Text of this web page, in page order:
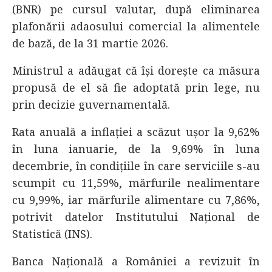
(BNR) pe cursul valutar, după eliminarea
plafonării adaosului comercial la alimentele
de bază, de la 31 martie 2026.
Ministrul a adăugat că își dorește ca măsura
propusă de el să fie adoptată prin lege, nu
prin decizie guvernamentală.
Rata anuală a inflației a scăzut ușor la 9,62%
în luna ianuarie, de la 9,69% în luna
decembrie, în condițiile în care serviciile s-au
scumpit cu 11,59%, mărfurile nealimentare
cu 9,99%, iar mărfurile alimentare cu 7,86%,
potrivit datelor Institutului Național de
Statistică (INS).
Banca Națională a României a revizuit în